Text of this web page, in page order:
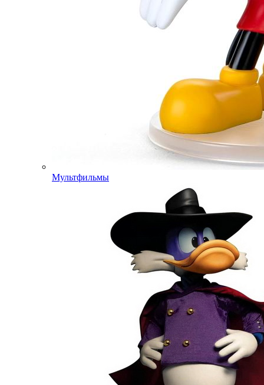
Мультфильмы